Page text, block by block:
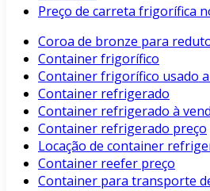
Preço de carreta frigorífica
Coroa de bronze para
Container frigorífico
Container frigorífico usado
Container refrigerado
Container refrigerado à
Container refrigerado preço
Locação de container
Container reefer preço
Container para transporte